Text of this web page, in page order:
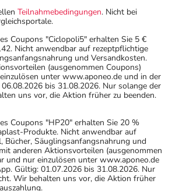
Teilnahmebedingungen. Nicht bei
Coupons "Ciclopoli5" erhalten Sie 5 €
Nicht anwendbar auf rezeptpflichtige
und Versandkosten.
(ausgenommen Coupons)
unter www.aponeo.de und in der
bis 31.08.2026. Nur solange der
uns vor, die Aktion früher zu beenden.
Coupons "HP20" erhalten Sie 20 %
Produkte. Nicht anwendbar auf
Bücher, Säuglingsanfangsnahrung und
anderen Aktionsvorteilen (ausgenommen
und nur einzulösen unter www.aponeo.de
Gültig: 01.07.2026 bis 31.08.2026. Nur
Wir behalten uns vor, die Aktion früher